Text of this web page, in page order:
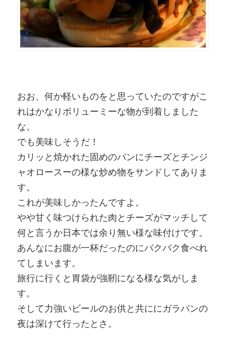
おお、何か軽いものをと思っていたのですがこ
れはかなりボリューミーな物が到着しました
な。
でも美味しそうだ！
カリッと焼かれた固めのパンにチーズとチンジ
ャオロースーの様な炒め物をサンドしてありま
す。
これが美味しかったんですよ。
やや甘く味つけられた肉とチーズがマッチして
何と言うか日本では余り無い様な味付けです。
あんなにお腹が一杯だったのにバクバク食べれ
てしまいます。
旅行に行くと胃袋が強靭になる様な気がしま
す。
そして力強いビールのお供と共ににガラパンの
夜は深けて行ったとさ。